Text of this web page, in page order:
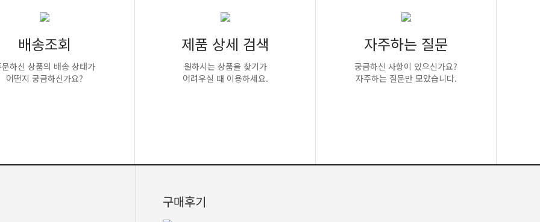
배송조회
하신 상품의 배송 상태가
어떤지 궁금하신가요?
제품 상세 검색
원하시는 상품을 찾기가
어려우실 때 이용하세요.
자주하는 질문
궁금하신 사항이 있으신가요?
자주하는 질문만 모았습니다.
구매후기